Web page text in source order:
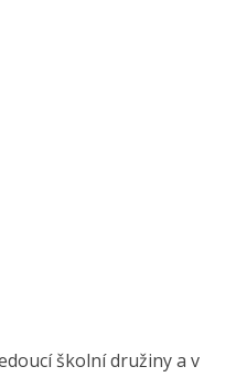
školní družiny a v